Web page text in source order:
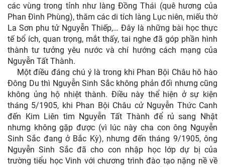
các vùng trong tỉnh như làng Đồng Thái (quê hương của
Phan Đình Phùng), thăm các di tích làng Lục niên, miếu thờ
La Sơn phu tử Nguyễn Thiếp,… Đây là những bài học thực
tế bổ ích, quan trọng, mắt thấy, tai nghe đã góp phần hình
thành tư tưởng yêu nước và chí hướng cách mạng của
Nguyễn Tất Thành.
Một điều đáng chú ý là trong khi Phan Bội Châu hô hào
Đông Du thì Nguyễn Sinh Sắc không phản đối nhưng cũng
không ủng hộ nhiệt thành. Điều này thể hiện ở sự kiện
tháng 5/1905, khi Phan Bội Châu cử Nguyễn Thức Canh
đến Kim Liên tìm Nguyễn Tất Thành để rủ sang Nhật
nhưng không gặp được (vì lúc này cha con ông Nguyễn
Sinh Sắc đang ở Bắc Kỳ), nhưng đến tháng 9/1905, ông
Nguyễn Sinh Sắc đã cho con nhập học lớp dự bị của
trường tiểu học Vinh với chương trình đào tạo nặng nề về